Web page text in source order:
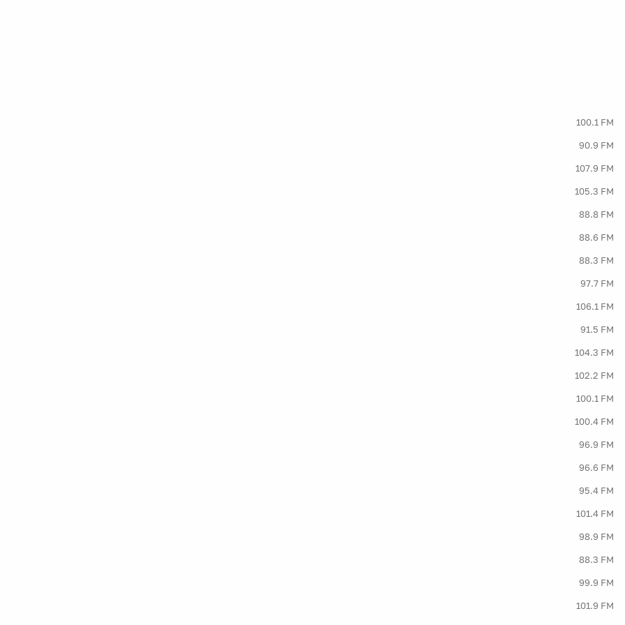
100.1 FM
90.9 FM
107.9 FM
105.3 FM
88.8 FM
88.6 FM
88.3 FM
97.7 FM
106.1 FM
91.5 FM
104.3 FM
102.2 FM
100.1 FM
100.4 FM
96.9 FM
96.6 FM
95.4 FM
101.4 FM
98.9 FM
88.3 FM
99.9 FM
101.9 FM